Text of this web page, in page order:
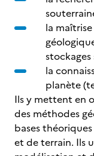
la
la
planète
Ils y mettent en
des méthodes
bases
et de terrain. Ils